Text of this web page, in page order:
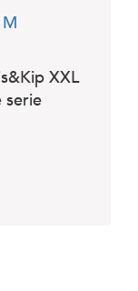
M
XXL
serie